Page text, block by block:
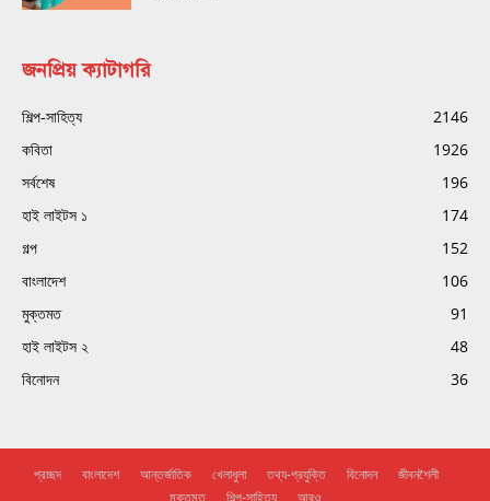
জনপ্রিয় ক্যাটাগরি
শিল্প-সাহিত্য
2146
কবিতা
1926
সর্বশেষ
196
হাই লাইটস ১
174
গল্প
152
বাংলাদেশ
106
মুক্তমত
91
হাই লাইটস ২
48
বিনোদন
36
প্রচ্ছদ বাংলাদেশ আন্তর্জাতিক খেলাধুলা তথ্য-প্রযুক্তি বিনোদন
জীবনশৈলী